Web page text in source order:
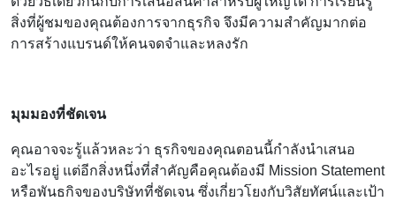
สิ่งที่ผู้ชมของคุณต้องการจากธุรกิจ จึงมีความสำคัญมากต่อ
การสร้างแบรนด์ให้คนจดจำและหลงรัก
มุมมองที่ชัดเจน
คุณอาจจะรู้แล้วหละว่า ธุรกิจของคุณตอนนี้กำลังนำเสนอ
อะไรอยู่ แต่อีกสิ่งหนึ่งที่สำคัญคือคุณต้องมี Mission Statement
หรือพันธกิจของบริษัทที่ชัดเจน ซึ่งเกี่ยวโยงกับวิสัยทัศน์และเป้า